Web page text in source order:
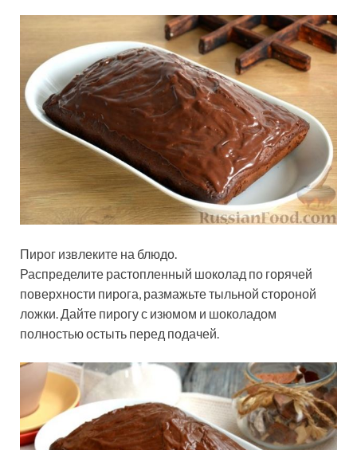
Пирог извлеките на блюдо.
Распределите растопленный шоколад по горячей
поверхности пирога, размажьте тыльной стороной
ложки. Дайте пирогу с изюмом и шоколадом
полностью остыть перед подачей.